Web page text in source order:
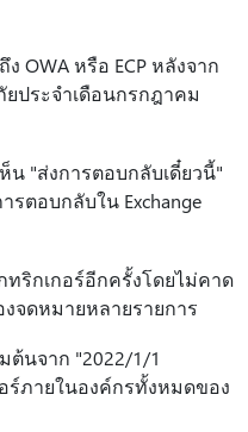
OWA หรือ ECP หลังจาก
ประจําเดือนกรกฎาคม
น "ส่งการตอบกลับเดี๋ยวนี้"
รตอบกลับใน Exchange
ทริกเกอร์อีกครั้งโดยไม่คาด
จดหมายหลายรายการ
ต้นจาก "2022/1/1
อร์ภายในองค์กรทั้งหมดของ